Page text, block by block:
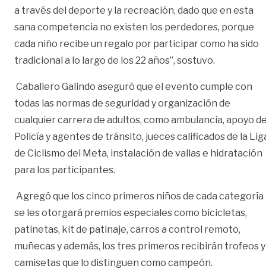
a través del deporte y la recreación, dado que en esta
sana competencia no existen los perdedores, porque
cada niño recibe un regalo por participar como ha sido
tradicional a lo largo de los 22 años”, sostuvo.
Caballero Galindo aseguró que el evento cumple con
todas las normas de seguridad y organización de
cualquier carrera de adultos, como ambulancia, apoyo
Policía y agentes de tránsito, jueces calificados de la
de Ciclismo del Meta, instalación de vallas e hidratación
para los participantes.
Agregó que los cinco primeros niños de cada categoría
se les otorgará premios especiales como bicicletas,
patinetas, kit de patinaje, carros a control remoto,
muñecas y además, los tres primeros recibirán trofeos y
camisetas que lo distinguen como campeón.